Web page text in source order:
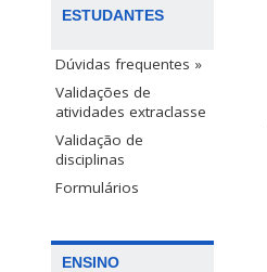
ESTUDANTES
Dúvidas frequentes »
Validações de
atividades extraclasse
Validação de
disciplinas
Formulários
ENSINO